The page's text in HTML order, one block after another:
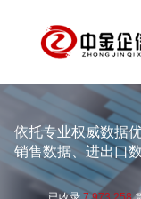
依托专业权威数据
销售数据、进出口